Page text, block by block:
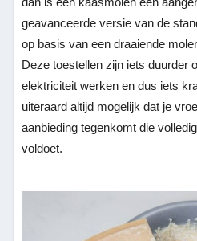
geavanceerde versie van de
op basis van een draaiende
Deze toestellen zijn iets duurder
elektriciteit werken en dus iets
uiteraard altijd mogelijk dat je
aanbieding tegenkomt die
voldoet.